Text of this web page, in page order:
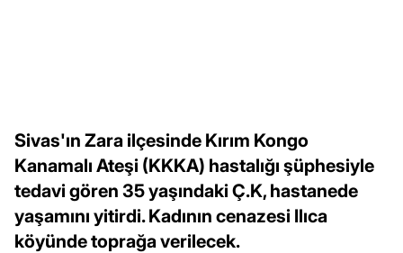
Sivas'ın Zara ilçesinde Kırım Kongo
Kanamalı Ateşi (KKKA) hastalığı şüphesiyle
tedavi gören 35 yaşındaki Ç.K, hastanede
yaşamını yitirdi. Kadının cenazesi Ilıca
köyünde toprağa verilecek.